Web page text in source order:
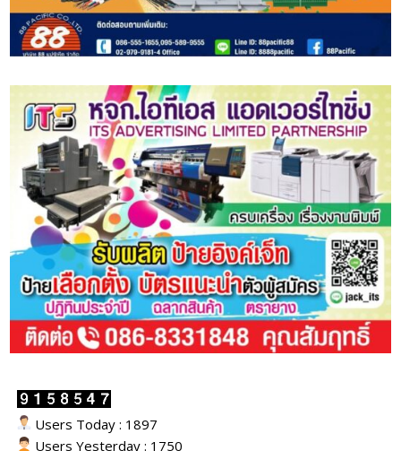
Users Today : 1897
Users Yesterday : 1750